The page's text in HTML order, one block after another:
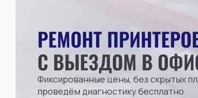
РЕМОНТ
С ВЫЕЗДОМ В
Фиксированные цены, без скрытых
проведём диагностику бесплатно